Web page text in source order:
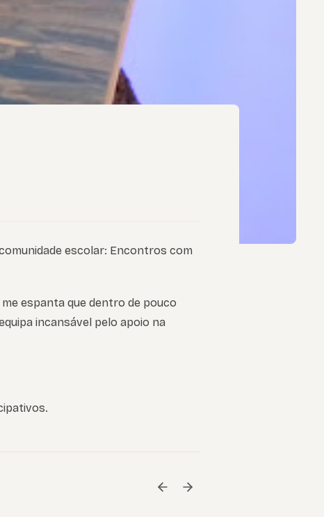
escolar: Encontros com
espanta que dentro de pouco
incansável pelo apoio na